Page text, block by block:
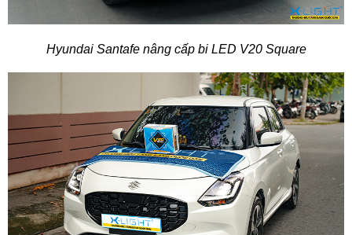
Hyundai Santafe nâng cấp bi LED V20 Square